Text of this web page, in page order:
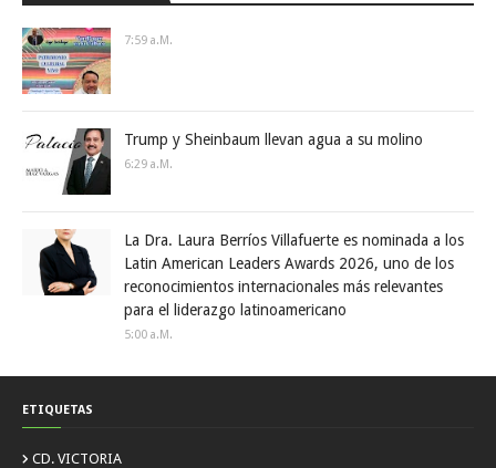
7:59 A.m.
Trump y Sheinbaum llevan agua a su molino
6:29 A.m.
La Dra. Laura Berríos Villafuerte es nominada a los
Latin American Leaders Awards 2026, uno de los
reconocimientos internacionales más relevantes
para el liderazgo latinoamericano
5:00 A.m.
ETIQUETAS
CD. VICTORIA